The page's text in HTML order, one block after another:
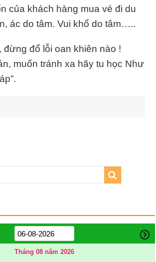
của khách hàng mua vé đi du
ác do tâm. Vui khổ do tâm…..
đừng đổ lỗi oan khiên nào !
muốn tránh xa hãy tu học Như
Tháng 08 năm 2026